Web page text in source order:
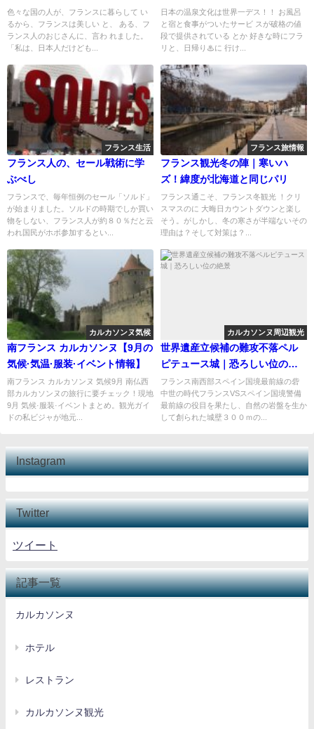
色々な国の人が、フランスに暮らして い
るから、フランスは美しい と、 ある、フ
ランス人のおじさんに、言わ れました。
「私は、日本人だけども...
日本の温泉文化は世界一デス！！ お風呂
と宿と食事がついたサービ スが破格の値
段で提供されている とか 好きな時にフラ
リと、日帰り♨︎に 行け...
フランス生活
フランス人の、セール戦術に学
ぶべし
フランスで、毎年恒例のセール「ソルド」
が始まりました。ソルドの時期でしか買い
物をしない、フランス人が約８０％だと云
われ国民がホボ参加するとい...
フランス旅情報
フランス観光冬の陣｜寒いハ
ズ！緯度が北海道と同じパリ
フランス通こそ、フランス冬観光 ！クリ
スマスのに 大晦日カウントダウンと楽し
そう。がしかし、冬の寒さが半端ないその
理由は？そして対策は？...
カルカソンヌ気候
南フランス カルカソンヌ【9月の
気候·気温·服装·イベント情報】
南フランス カルカソンヌ 気候9月 南仏西
部カルカソンヌの旅行に要チェック！現地
9月 気候·服装·イベントまとめ。観光ガイ
ドの私ビジャが地元...
カルカソンヌ周辺観光
世界遺産立候補の難攻不落ペル
ピテュース城｜恐ろしい位の絶
景
フランス南西部スペイン国境最前線の砦
中世の時代フランスVSスペイン国境警備
最前線の役目を果たし、自然の岩盤を生か
して創られた城壁３００ｍの...
Instagram
Twitter
ツイート
記事一覧
カルカソンヌ
ホテル
レストラン
カルカソンヌ観光